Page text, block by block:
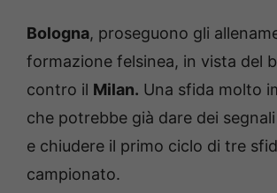
Bologna, proseguono gli
formazione felsinea, in vista del
contro il Milan. Una sfida molto
che potrebbe già dare dei
e chiudere il primo ciclo di tre
campionato.